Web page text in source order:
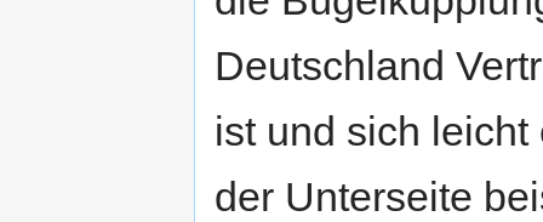
Deutschland
ist und sich
der Unterseite